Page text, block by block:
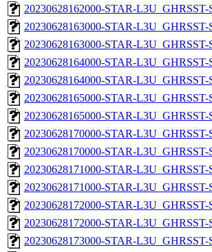
20230628162000-STAR-
20230628163000-STAR-
20230628163000-STAR-
20230628164000-STAR-
20230628164000-STAR-
20230628165000-STAR-
20230628165000-STAR-
20230628170000-STAR-
20230628170000-STAR-
20230628171000-STAR-
20230628171000-STAR-
20230628172000-STAR-
20230628172000-STAR-
20230628173000-STAR-